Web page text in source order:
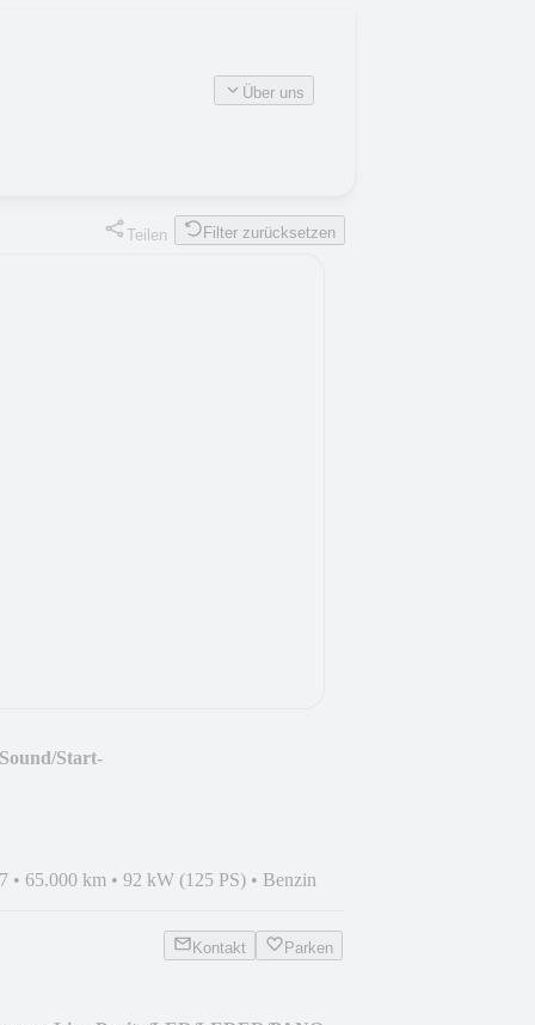
Über uns
Teilen Filter zurücksetzen
Start-
• 65.000 km • 92 kW (125 PS) • Benzin
Kontakt Parken